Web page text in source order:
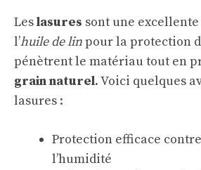
Leslasures sont une
l’huile de linpour la protection
pénètrent le matériau tout en
grain naturel. Voici quelques
lasures :
Protection efficace
l’humidité